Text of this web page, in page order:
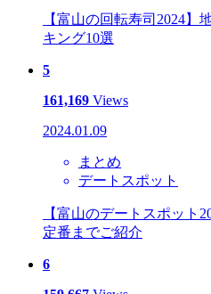
【富山の回転寿司2024】
キング10選
5
161,169 Views
2024.01.09
まとめ
デートスポット
【富山のデートスポット
定番までご紹介
6